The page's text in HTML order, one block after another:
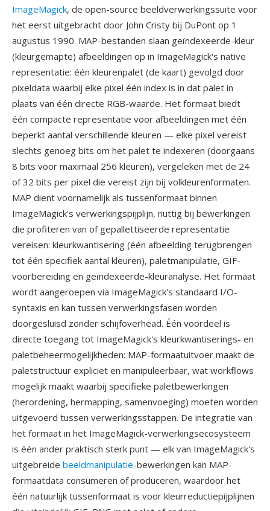
ImageMagick, de open-source beeldverwerkingssuite voor
het eerst uitgebracht door John Cristy bij DuPont op 1
augustus 1990. MAP-bestanden slaan geïndexeerde-kleur
(kleurgemapte) afbeeldingen op in ImageMagick's native
representatie: één kleurenpalet (de kaart) gevolgd door
pixeldata waarbij elke pixel één index is in dat palet in
plaats van één directe RGB-waarde. Het formaat biedt
één compacte representatie voor afbeeldingen met één
beperkt aantal verschillende kleuren — elke pixel vereist
slechts genoeg bits om het palet te indexeren (doorgaans
8 bits voor maximaal 256 kleuren), vergeleken met de 24
of 32 bits per pixel die vereist zijn bij volkleurenformaten.
MAP dient voornamelijk als tussenformaat binnen
ImageMagick's verwerkingspijplijn, nuttig bij bewerkingen
die profiteren van of gepallettiseerde representatie
vereisen: kleurkwantisering (één afbeelding terugbrengen
tot één specifiek aantal kleuren), paletmanipulatie, GIF-
voorbereiding en geïndexeerde-kleuranalyse. Het formaat
wordt aangeroepen via ImageMagick's standaard I/O-
syntaxis en kan tussen verwerkingsfasen worden
doorgesluisd zonder schijfoverhead. Één voordeel is
directe toegang tot ImageMagick's kleurkwantiserings- en
paletbeheermogelijkheden: MAP-formaatuitvoer maakt de
paletstructuur expliciet en manipuleerbaar, wat workflows
mogelijk maakt waarbij specifieke paletbewerkingen
(herordening, hermapping, samenvoeging) moeten worden
uitgevoerd tussen verwerkingsstappen. De integratie van
het formaat in het ImageMagick-verwerkingsecosysteem
is één ander praktisch sterk punt — elk van ImageMagick's
uitgebreide beeldmanipulatie-bewerkingen kan MAP-
formaatdata consumeren of produceren, waardoor het
één natuurlijk tussenformaat is voor kleurreductiepijplijnen